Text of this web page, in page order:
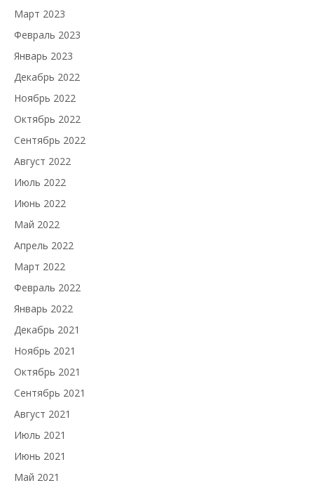
Март 2023
Февраль 2023
Январь 2023
Декабрь 2022
Ноябрь 2022
Октябрь 2022
Сентябрь 2022
Август 2022
Июль 2022
Июнь 2022
Май 2022
Апрель 2022
Март 2022
Февраль 2022
Январь 2022
Декабрь 2021
Ноябрь 2021
Октябрь 2021
Сентябрь 2021
Август 2021
Июль 2021
Июнь 2021
Май 2021